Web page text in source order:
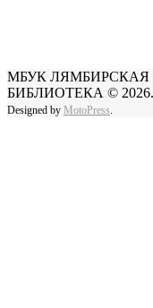
МБУК
БИБЛИОТЕКА © 2026.
Designed by MotoPress.